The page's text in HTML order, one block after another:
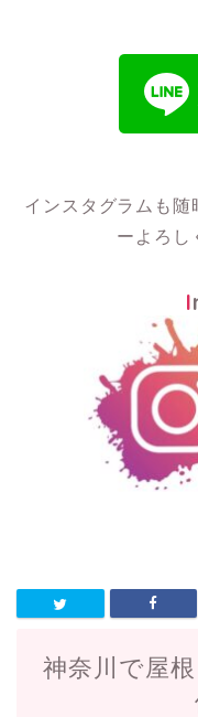
インスタグラムも
ーよろし
神奈川で屋